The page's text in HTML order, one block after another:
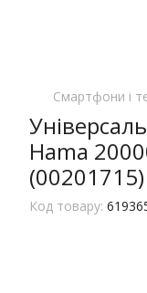
Смартфони і
Hama
(00201715)
Код товару: